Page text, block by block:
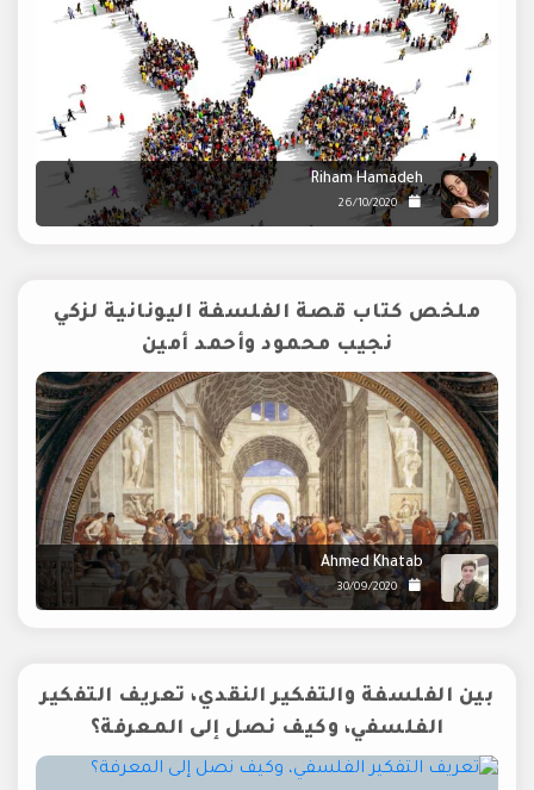
Riham Hamadeh
26/10/2020
ملخص كتاب قصة الفلسفة اليونانية لزكي
نجيب محمود وأحمد أمين
Ahmed Khatab
30/09/2020
بين الفلسفة والتفكير النقدي، تعريف التفكير
الفلسفي، وكيف نصل إلى المعرفة؟